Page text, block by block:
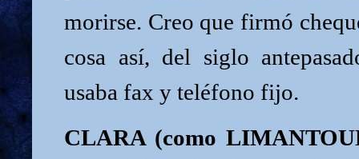
morirse. Creo que firmó
cosa así, del siglo
usaba fax y teléfono fijo.
CLARA (como